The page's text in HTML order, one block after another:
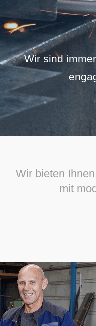
Wir sind
Wir bieten
mit